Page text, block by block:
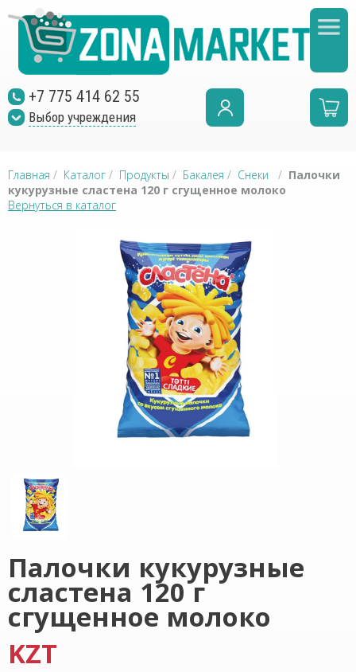
+7 775 414 62 55
Выбор учреждения
Главная / Каталог / Продукты / Бакалея / Снеки / Палочки
кукурузные сластена 120 г сгущенное молоко
Вернуться в каталог
Палочки кукурузные
сластена 120 г
сгущенное молоко
KZT